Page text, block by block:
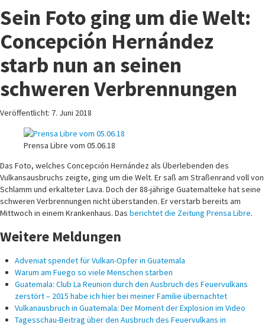
Sein Foto ging um die Welt:
Concepción Hernández
starb nun an seinen
schweren Verbrennungen
Veröffentlicht: 7. Juni 2018
Prensa Libre vom 05.06.18
Das Foto, welches Concepción Hernández als Überlebenden des
Vulkansausbruchs zeigte, ging um die Welt. Er saß am Straßenrand voll von
Schlamm und erkalteter Lava. Doch der 88-jährige Guatemalteke hat seine
schweren Verbrennungen nicht überstanden. Er verstarb bereits am
Mittwoch in einem Krankenhaus. Das berichtet die Zeitung Prensa Libre.
Weitere Meldungen
Adveniat spendet für Vulkan-Opfer in Guatemala
Warum am Fuego so viele Menschen starben
Guatemala: Club La Reunion durch den Ausbruch des Feuervulkans
zerstört – 2015 habe ich hier bei meiner Familie übernachtet
Vulkanausbruch in Guatemala: Der Moment der Explosion im Video
Tagesschau-Beitrag über den Ausbruch des Feuervulkans in